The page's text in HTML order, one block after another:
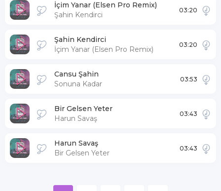
İçim Yanar (Elsen Pro Remix)
Şahin Kendirci
03:20
Şahin Kendirci
İçim Yanar (Elsen Pro Remix)
03:20
Cansu Şahin
Sonuna Kadar
03:53
Bir Gelsen Yeter
Harun Savaş
03:43
Harun Savaş
Bir Gelsen Yeter
03:43